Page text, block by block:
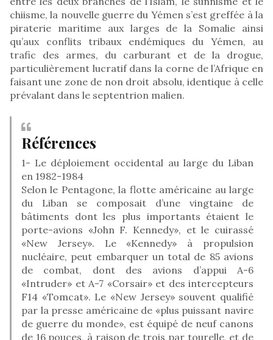
chiisme, la nouvelle guerre du Yémen s’est greffée à la
piraterie maritime aux larges de la Somalie ainsi
qu’aux conflits tribaux endémiques du Yémen, au
trafic des armes, du carburant et de la drogue,
particulièrement lucratif dans la corne de l’Afrique en
faisant une zone de non droit absolu, identique à celle
prévalant dans le septentrion malien.
Références
1- Le déploiement occidental au large du Liban
en 1982-1984
Selon le Pentagone, la flotte américaine au large
du Liban se composait d’une vingtaine de
bâtiments dont les plus importants étaient le
porte-avions «John F. Kennedy», et le cuirassé
«New Jersey». Le «Kennedy» à propulsion
nucléaire, peut embarquer un total de 85 avions
de combat, dont des avions d’appui A-6
«Intruder» et A-7 «Corsair» et des intercepteurs
F14 «Tomcat». Le «New Jersey» souvent qualifié
par la presse américaine de «plus puissant navire
de guerre du monde», est équipé de neuf canons
de 16 pouces, à raison de trois par tourelle, et de